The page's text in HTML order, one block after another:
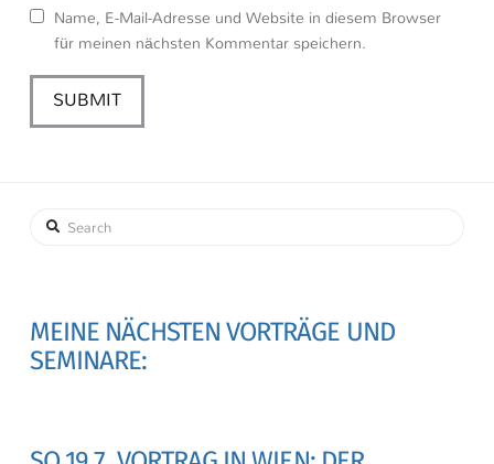
Name, E-Mail-Adresse und Website in diesem Browser
für meinen nächsten Kommentar speichern.
Search
MEINE NÄCHSTEN VORTRÄGE UND
SEMINARE: